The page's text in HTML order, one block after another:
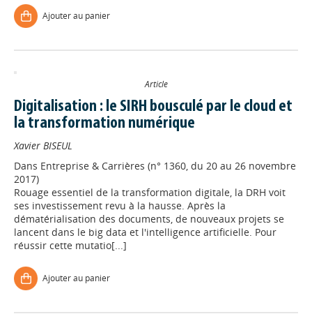
Ajouter au panier
Article
Digitalisation : le SIRH bousculé par le cloud et
la transformation numérique
Xavier BISEUL
Dans Entreprise & Carrières (n° 1360, du 20 au 26 novembre
2017)
Rouage essentiel de la transformation digitale, la DRH voit
ses investissement revu à la hausse. Après la
dématérialisation des documents, de nouveaux projets se
lancent dans le big data et l'intelligence artificielle. Pour
réussir cette mutatio[...]
Ajouter au panier